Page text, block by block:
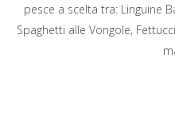
pesce a scelta tra: Linguine
Spaghetti alle Vongole,